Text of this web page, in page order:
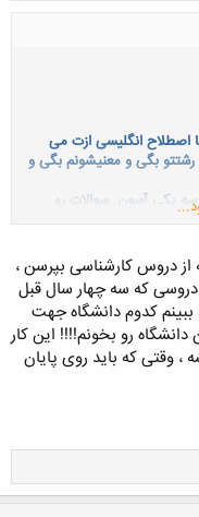
اصطلاح انگلیسی ازت می
بگی و معنیشونم بگی و
یکی آسون. سوالات رو
این شگردشونه.... سوالی
خیلی تابلو و بدیهی
از سوالات رو ندونی
خیلی پرفسورن!
محکم. همه چی حل حله.
کن یا بگو شما درست
گرفته شد و یک جوری شما
همون سوال جواب بدید
دیگه ادامه نده به
از دروس کارشناسی بپرسن ،
دروسی که سه چهار سال قبل
ببینم کدوم دانشگاه جهت
رو بخونم!!!! این کار
وقتی که باید روی پایان